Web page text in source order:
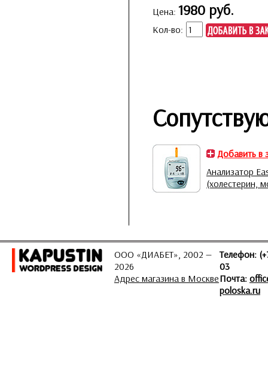
Цена: 1980 руб.
Кол-во:
Добавить в
Анализатор
(холестерин,
ООО «ДИАБЕТ», 2002 —
2026
Адрес магазина в Москве
Телефон:
03
Почта:
poloska.ru